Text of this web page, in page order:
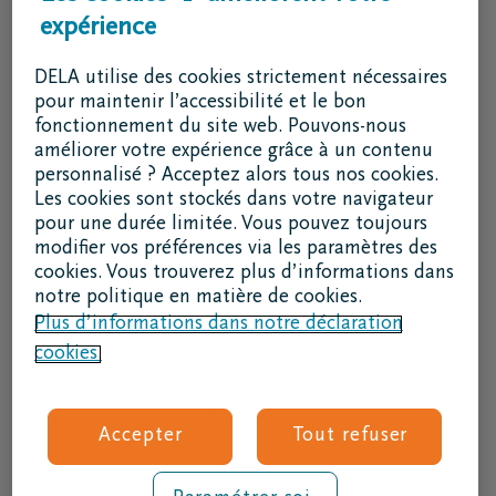
J'ai une question
Je souhaite une brochure par la poste
02 800 87 87
lu - ve 8h30 - 17h
Je suis un intermédiaire
Se connecter à DELAconnect
Je suis un fournisseur
Code RSE
expérience
DELA utilise des cookies strictement nécessaires
pour maintenir l’accessibilité et le bon
fonctionnement du site web. Pouvons-nous
améliorer votre expérience grâce à un contenu
personnalisé ? Acceptez alors tous nos cookies.
Les cookies sont stockés dans votre navigateur
pour une durée limitée. Vous pouvez toujours
modifier vos préférences via les paramètres des
cookies. Vous trouverez plus d’informations dans
notre politique en matière de cookies.
Plus d’informations dans notre déclaration
cookies.
Accepter Tout refuser